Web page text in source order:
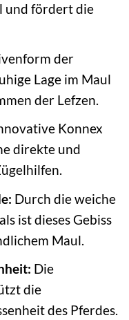
und fördert die
der
Lage im Maul
der Lefzen.
Konnex
direkte und
Durch die weiche
ist dieses Gebiss
Maul.
Die
die
des Pferdes.